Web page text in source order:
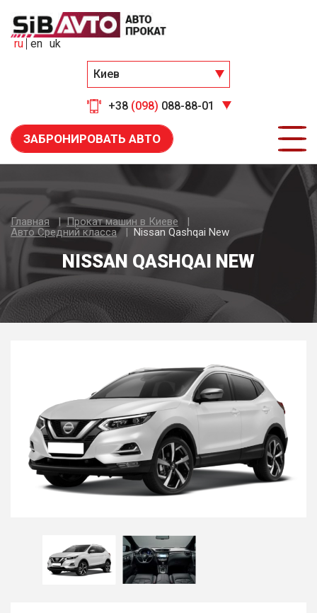
Киев
+38 (098) 088-88-01
ru en uk
ЗАБРОНИРОВАТЬ АВТО
Главная
Прокат машин в Киеве
Авто Средний класса
Nissan Qashqai New
NISSAN QASHQAI NEW